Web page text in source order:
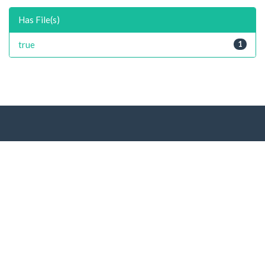
Has File(s)
1
true